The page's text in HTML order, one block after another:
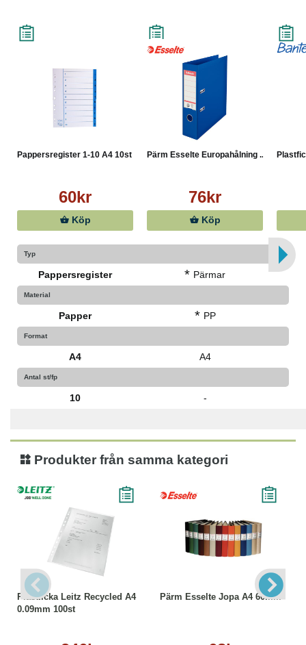
Pappersregister 1-10 A4 10st
60kr
Köp
Pärm Esselte Europahålning ...
76kr
Köp
Typ
Pappersregister * Pärmar
Material
Papper * PP
Format
A4 A4
Antal st/fp
10 -
Produkter från samma kategori
Plastficka Leitz Recycled A4
0.09mm 100st
Pärm Esselte Jopa A4 60mm